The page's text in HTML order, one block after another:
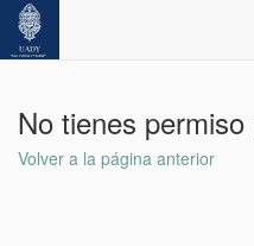
No tienes
Volver a la página anterior